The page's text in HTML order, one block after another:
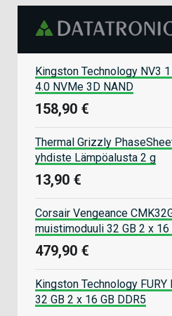
Kingston Technology NV3
4.0 NVMe 3D NAND
158,90 €
Thermal Grizzly
yhdiste Lämpöalusta 2 g
13,90 €
Corsair Vengeance
muistimoduuli 32 GB 2 x
479,90 €
Kingston Technology
32 GB 2 x 16 GB DDR5